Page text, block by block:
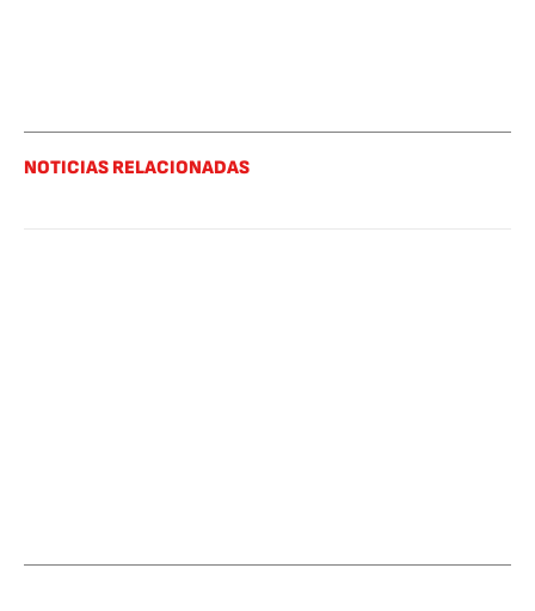
NOTICIAS RELACIONADAS